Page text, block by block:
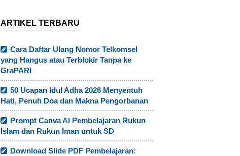
ARTIKEL TERBARU
Cara Daftar Ulang Nomor Telkomsel
yang Hangus atau Terblokir Tanpa ke
GraPARI
50 Ucapan Idul Adha 2026 Menyentuh
Hati, Penuh Doa dan Makna Pengorbanan
Prompt Canva AI Pembelajaran Rukun
Islam dan Rukun Iman untuk SD
Download Slide PDF Pembelajaran: